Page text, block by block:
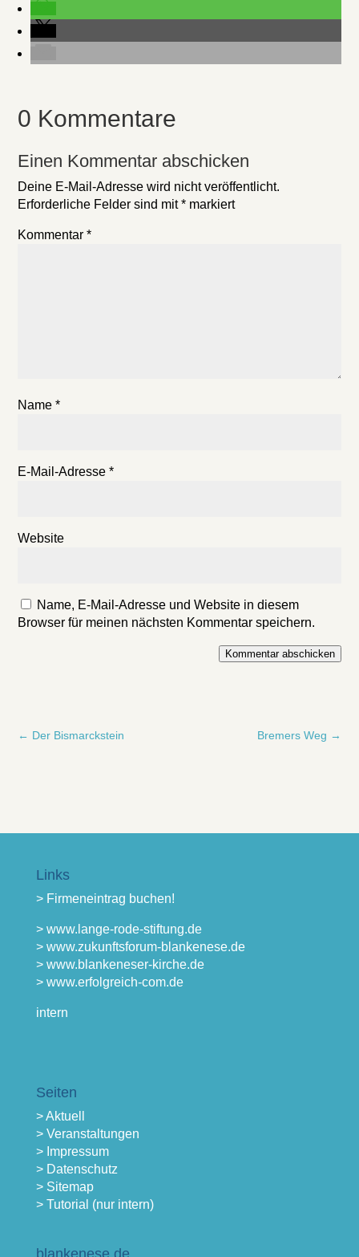
0 Kommentare
Einen Kommentar abschicken
Deine E-Mail-Adresse wird nicht veröffentlicht.
Erforderliche Felder sind mit* markiert
Kommentar*
Name*
E-Mail-Adresse*
Website
Name, E-Mail-Adresse und Website in diesem
Browser für meinen nächsten Kommentar speichern.
Kommentar abschicken
← Der Bismarckstein Bremers Weg →
Links
> Firmeneintrag buchen!
> www.lange-rode-stiftung.de
> www.zukunftsforum-blankenese.de
> www.blankeneser-kirche.de
> www.erfolgreich-com.de
intern
Seiten
> Aktuell
> Veranstaltungen
> Impressum
> Datenschutz
> Sitemap
> Tutorial (nur intern)